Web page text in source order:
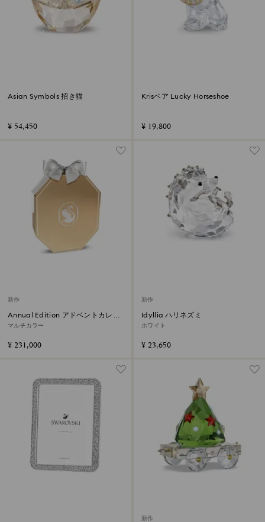
Asian Symbols 招き猫
¥ 54,450
Krisベア Lucky Horseshoe
¥ 19,800
新作
Annual Edition アドベントカレン
ダー 2026
マルチカラー
¥ 231,000
新作
Idyllia ハリネズミ
ホワイト
¥ 23,650
新作